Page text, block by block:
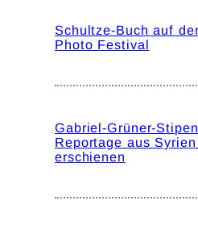
Schultze-Buch auf
Photo Festival
Gabriel-Grüner-
Reportage aus
erschienen